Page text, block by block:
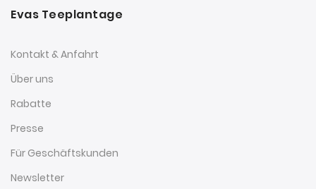
Evas Teeplantage
Kontakt & Anfahrt
Über uns
Rabatte
Presse
Für Geschäftskunden
Newsletter